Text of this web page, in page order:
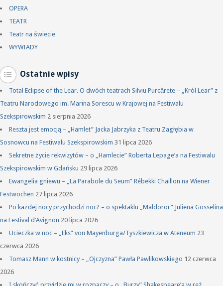
OPERA
TEATR
Teatr na świecie
WYWIADY
Ostatnie wpisy
Total Eclipse of the Lear. O dwóch teatrach Silviu Purcărete – „Król Lear” z
Teatru Narodowego im. Marina Sorescu w Krajowej na Festiwalu
Szekspirowskim 2 sierpnia 2026
Reszta jest emocją – „Hamlet” Jacka Jabrzyka z Teatru Zagłębia w
Sosnowcu na Festiwalu Szekspirowskim 31 lipca 2026
Sekretne życie rekwizytów – o „Hamlecie” Roberta Lepage’a na Festiwalu
Szekspirowskim w Gdańsku 29 lipca 2026
Ewangelia gniewu – „La Parabole du Seum” Rébekki Chaillon na Wiener
Festwochen 27 lipca 2026
Po każdej nocy przychodzi noc? – o spektaklu „Maldoror” Juliena Gosselina
na Festival d’Avignon 20 lipca 2026
Ucieczka w noc – „Eks” von Mayenburga/Tyszkiewicza w Ateneum 23
czerwca 2026
Tomasz Mann w kostnicy – „Ojczyzna” Pawła Pawlikowskiego 12 czerwca
2026